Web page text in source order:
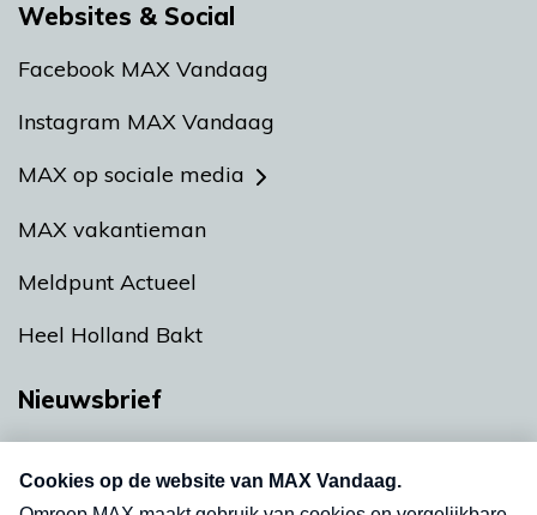
Websites & Social
Facebook MAX Vandaag
Instagram MAX Vandaag
MAX op sociale media
MAX vakantieman
Meldpunt Actueel
Heel Holland Bakt
Nieuwsbrief
nieuwsbrief. Elke vrijdag- en dinsdagochtend in
uw mailbox.